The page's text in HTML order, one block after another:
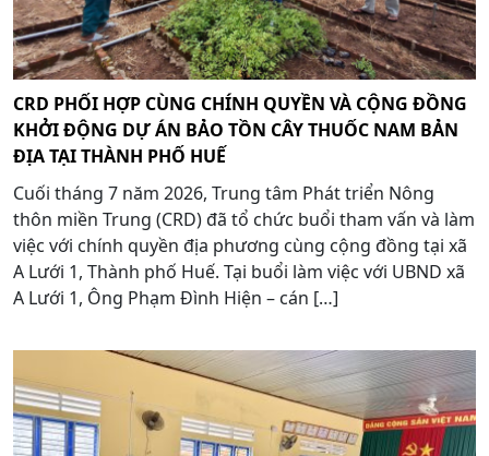
CRD PHỐI HỢP CÙNG CHÍNH QUYỀN VÀ CỘNG ĐỒNG
KHỞI ĐỘNG DỰ ÁN BẢO TỒN CÂY THUỐC NAM BẢN
ĐỊA TẠI THÀNH PHỐ HUẾ
Cuối tháng 7 năm 2026, Trung tâm Phát triển Nông
thôn miền Trung (CRD) đã tổ chức buổi tham vấn và làm
việc với chính quyền địa phương cùng cộng đồng tại xã
A Lưới 1, Thành phố Huế. Tại buổi làm việc với UBND xã
A Lưới 1, Ông Phạm Đình Hiện – cán […]